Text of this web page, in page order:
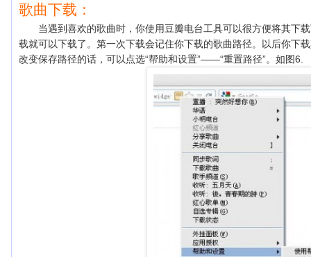
歌曲下载：
当遇到喜欢的歌曲时，你使用豆瓣电台工具可以很方便将其下
载就可以下载了。第一次下载会记住你下载的歌曲路径。以后你下
改变保存路径的话，可以点选“帮助和设置”——“重置路径”。如图6.